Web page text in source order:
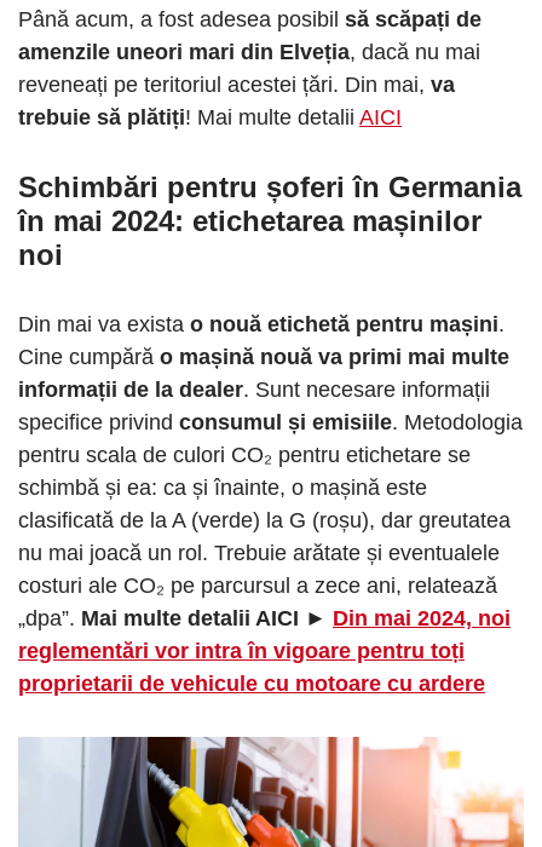
Până acum, a fost adesea posibil să scăpați de
amenzile uneori mari din Elveția, dacă nu mai
reveneați pe teritoriul acestei țări. Din mai, va
trebuie să plătiți! Mai multe detalii AICI
Schimbări pentru șoferi în Germania
în mai 2024: etichetarea mașinilor
noi
Din mai va exista o nouă etichetă pentru mașini.
Cine cumpără o mașină nouă va primi mai multe
informații de la dealer. Sunt necesare informații
specifice privind consumul și emisiile. Metodologia
pentru scala de culori CO₂ pentru etichetare se
schimbă și ea: ca și înainte, o mașină este
clasificată de la A (verde) la G (roșu), dar greutatea
nu mai joacă un rol. Trebuie arătate și eventualele
costuri ale CO₂ pe parcursul a zece ani, relatează
„dpa”. Mai multe detalii AICI ► Din mai 2024, noi
reglementări vor intra în vigoare pentru toți
proprietarii de vehicule cu motoare cu ardere